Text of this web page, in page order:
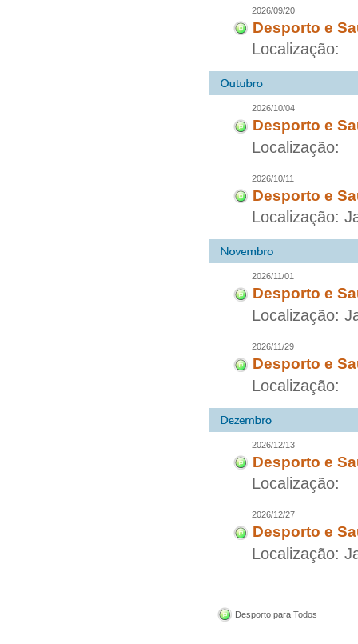
2026/09/20
Desporto e
Localização:
2026/10/04
Desporto e
Localização:
2026/10/11
Desporto e
Localização:
2026/11/01
Desporto e
Localização:
2026/11/29
Desporto e
Localização:
2026/12/13
Desporto e
Localização:
2026/12/27
Desporto e
Localização:
Desporto para Todos